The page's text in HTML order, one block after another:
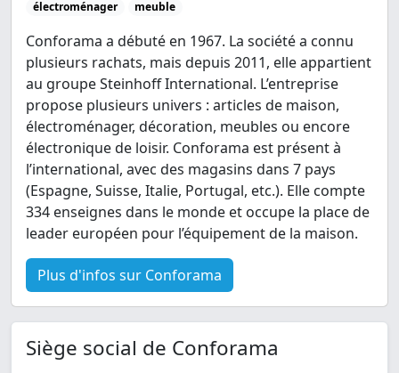
électroménager meuble
Conforama a débuté en 1967. La société a connu
plusieurs rachats, mais depuis 2011, elle appartient
au groupe Steinhoff International. L’entreprise
propose plusieurs univers : articles de maison,
électroménager, décoration, meubles ou encore
électronique de loisir. Conforama est présent à
l’international, avec des magasins dans 7 pays
(Espagne, Suisse, Italie, Portugal, etc.). Elle compte
334 enseignes dans le monde et occupe la place de
leader européen pour l’équipement de la maison.
Plus d'infos sur Conforama
Siège social de Conforama